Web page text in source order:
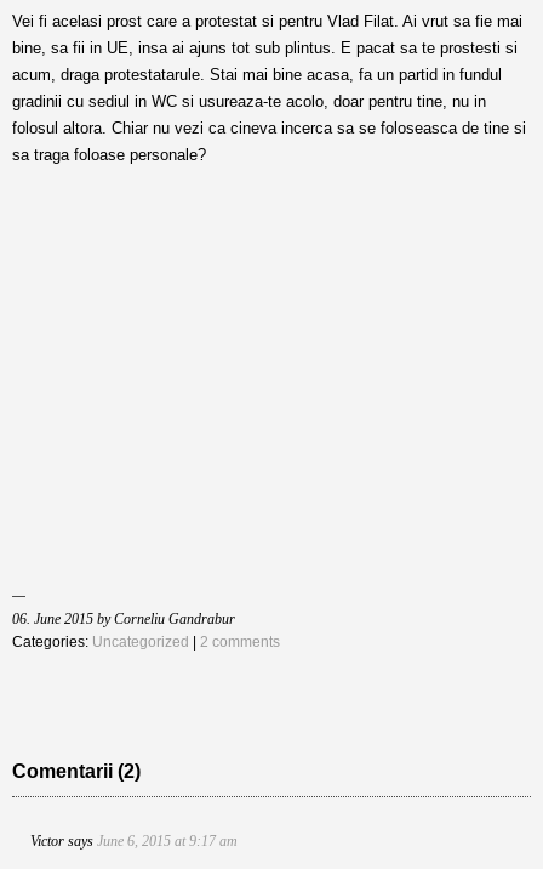
Vei fi acelasi prost care a protestat si pentru Vlad Filat. Ai vrut sa fie mai
bine, sa fii in UE, insa ai ajuns tot sub plintus. E pacat sa te prostesti si
acum, draga protestatarule. Stai mai bine acasa, fa un partid in fundul
gradinii cu sediul in WC si usureaza-te acolo, doar pentru tine, nu in
folosul altora. Chiar nu vezi ca cineva incerca sa se foloseasca de tine si
sa traga foloase personale?
06. June 2015 by Corneliu Gandrabur
Categories: Uncategorized 2 comments
Comentarii (2)
Victor says June 6, 2015 at 9:17 am